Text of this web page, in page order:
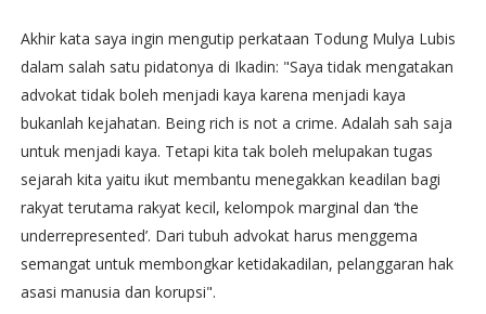
Akhir kata saya ingin mengutip perkataan Todung Mulya Lubis
dalam salah satu pidatonya di Ikadin: "Saya tidak mengatakan
advokat tidak boleh menjadi kaya karena menjadi kaya
bukanlah kejahatan. Being rich is not a crime. Adalah sah saja
untuk menjadi kaya. Tetapi kita tak boleh melupakan tugas
sejarah kita yaitu ikut membantu menegakkan keadilan bagi
rakyat terutama rakyat kecil, kelompok marginal dan ‘the
underrepresented’. Dari tubuh advokat harus menggema
semangat untuk membongkar ketidakadilan, pelanggaran hak
asasi manusia dan korupsi".